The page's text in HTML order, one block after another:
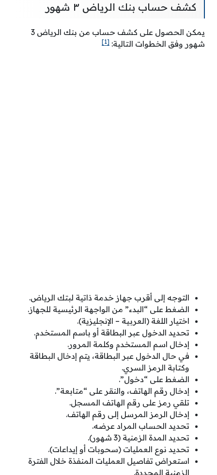
كشف حساب بنك الرياض ٣ شهور
يمكن الحصول على كشف حساب من بنك الرياض 3
شهور وفق الخطوات التالية: [1]
التوجه إلى أقرب جهاز خدمة ذاتية لبتك الرياض.
الضغط على “البدء” من الواجهة الرئيسية للجهاز.
اختيار اللغة (العربية – الإنجليزية).
تحديد الدخول عبر البطاقة أو باسم المستخدم.
إدخال اسم المستخدم وكلمة المرور.
في حال الدخول عبر البطاقة، يتم إدخال البطاقة
وكتابة الرمز السري.
الضغط على “دخول”.
إدخال رقم الهاتف، والنقر على “متابعة”.
تلقي رمز على رقم الهاتف المسجل.
إدخال الرمز المرسل إلى رقم الهاتف.
تحديد الحساب المراد عرضه.
تحديد المدة الزمنية (3 شهور).
تحديد نوع العمليات (سحوبات أو إيداعات).
استعراض تفاصيل العمليات المنفذة خلال الفترة
الزمنية المحددة.